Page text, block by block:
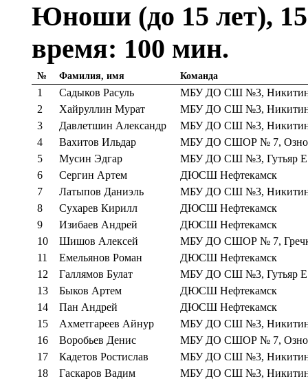
Юноши (до 15 лет),
время: 100 мин.
№ Фамилия, имя Команда
1 Садыков Расуль
МБУ ДО СШ №3,
2
Хайруллин Мурат
МБУ ДО СШ №3,
3
Давлетшин Александр
МБУ ДО СШ №3,
4
Вахитов Ильдар
МБУ ДО СШОР № 7,
5
Мусин Эдгар
МБУ ДО СШ №3, Гутьяр
6
Сергин Артем
ДЮСШ Нефтекамск
7
Латыпов Даниэль
МБУ ДО СШ №3,
8
Сухарев Кирилл
ДЮСШ Нефтекамск
9
Изибаев Андрей
ДЮСШ Нефтекамск
10
Шишов Алексей
МБУ ДО СШОР № 7,
11
Емельянов Роман
ДЮСШ Нефтекамск
12
Галлямов Булат
МБУ ДО СШ №3, Гутьяр
13
Быков Артем
ДЮСШ Нефтекамск
14
Пан Андрей
ДЮСШ Нефтекамск
15
Ахметгареев Айнур
МБУ ДО СШ №3,
16
Воробьев Денис
МБУ ДО СШОР № 7,
17
Кадетов Ростислав
МБУ ДО СШ №3,
18
Гаскаров Вадим
МБУ ДО СШ №3,